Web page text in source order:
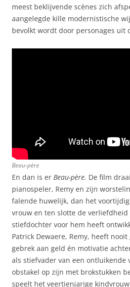
meest beklijvende scènes zich
aangelegde kille modernistische
bevolkt wordt door personages uit
Beau-père
En dan is er Beau-père. De film
pianospeler, Remy en zijn
falende huwelijk, dan het
vrouw en ten slotte de
stiefdochter voor hem heeft
Patrick Dewaere, Remy, heeft
gebrek aan geld én motivatie
als stiefvader van een ontluikende
obstakel op zijn met brokstukken
speelt het veertienjarige